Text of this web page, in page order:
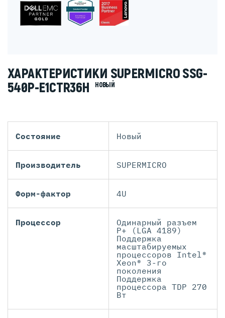
ХАРАКТЕРИСТИКИ SUPERMICRO SSG-
540P-E1CTR36H
НОВЫЙ
Состояние Новый
Производитель SUPERMICRO
Форм-фактор 4U
Процессор
Одинарный разъем
P+ (LGA 4189)
Поддержка
масштабируемых
процессоров Intel®
Xeon® 3-го
поколения
Поддержка
процессора TDP 270
Вт